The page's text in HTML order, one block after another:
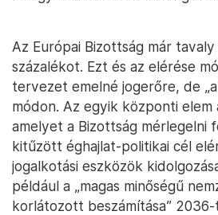
Az Európai Bizottság már
százalékot. Ezt és az elérése
tervezet emelné jogerőre, de
módon. Az egyik központi elem
amelyet a Bizottság mérlegelni
kitűzött éghajlat-politikai cél
jogalkotási eszközök
például a „magas minőségű
korlátozott beszámítása”